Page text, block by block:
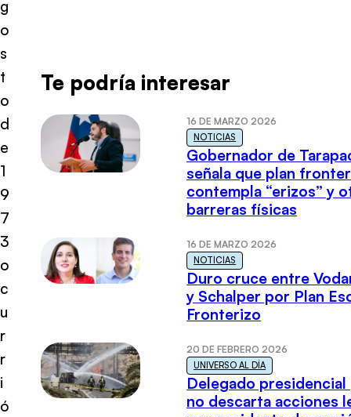
g
o
s
t
o
d
e
1
9
7
3
o
c
u
r
r
i
ó
Te podría interesar
16 DE MARZO 2026
NOTICIAS
Gobernador de
señala que plan
contempla “erizos” y
barreras físicas
16 DE MARZO 2026
NOTICIAS
Duro cruce entre
y Schalper por Plan
Fronterizo
20 DE FEBRERO 2026
UNIVERSO AL DÍA
Delegado presidencial
no descarta acciones